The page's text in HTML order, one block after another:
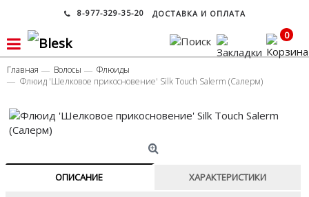
8-977-329-35-20 ДОСТАВКА И ОПЛАТА
0
Главная Волосы
Флюиды
Флюид 'Шелковое прикосновение' Silk Touch Salerm (Cалерм)
ОПИСАНИЕ ХАРАКТЕРИСТИКИ